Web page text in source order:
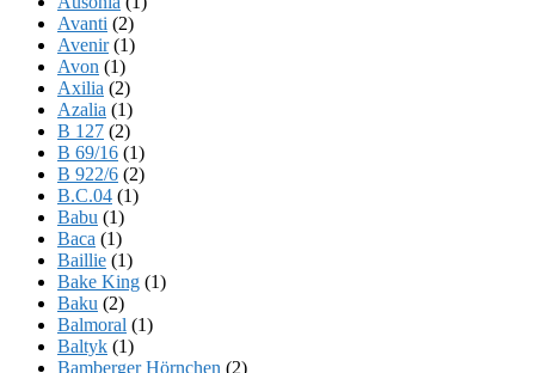
Avanti (2)
Avenir(1)
Avon (1)
Axilia (2)
Azalia (1)
B 127 (2)
B 69/16 (1)
B 922/6 (2)
B.C.04 (1)
Babu (1)
Baca (1)
Baillie (1)
Bake King (1)
Baku (2)
Balmoral (1)
Baltyk (1)
Bamberger Hörnchen (2)